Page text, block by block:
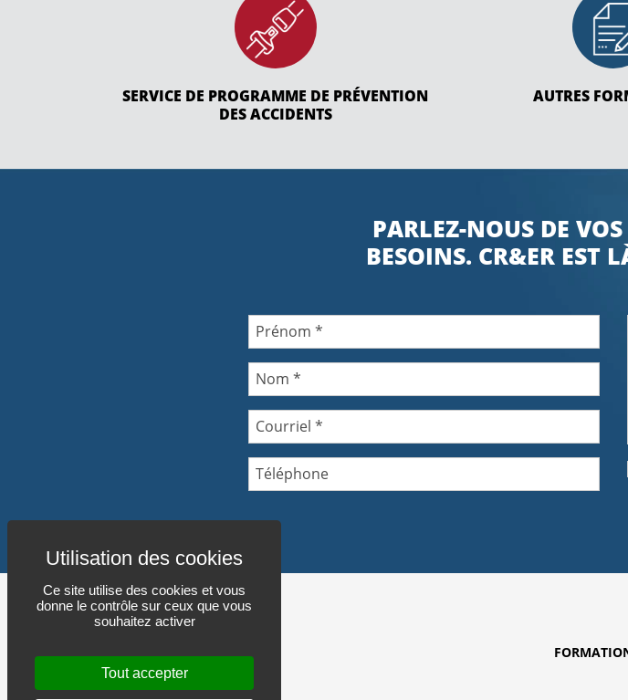
Ce site utilise des cookies et vous
donne le contrôle sur ceux que vous
souhaitez activer
Tout accepter
SERVICE DE PROGRAMME DE PRÉVENTION
DES ACCIDENTS
AUTRES
PARLEZ-NOUS DE
BESOINS. CR&ER EST
Prénom *
Nom *
Courriel *
Téléphone